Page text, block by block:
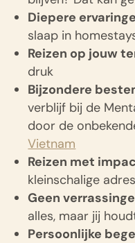
Diepere
slaap in
Reizen op jouw
druk
Bijzondere
verblijf bij de
door de
Vietnam
Reizen met
kleinschalige
Geen
alles, maar jij
Persoonlijke